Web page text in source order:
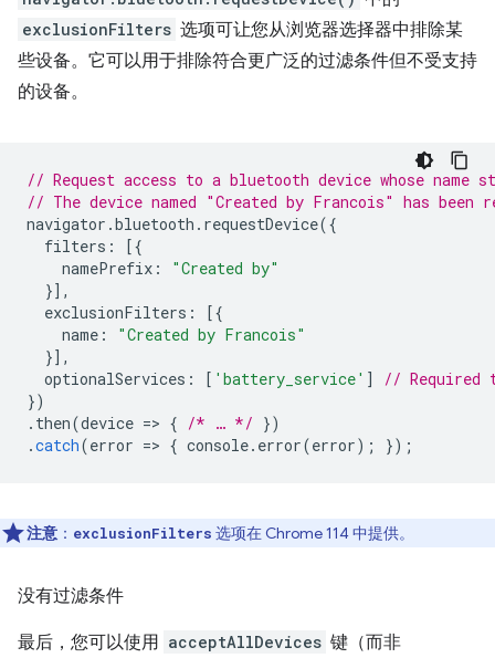
exclusionFilters 选项可让您从浏览器选择器中排除某
些设备。它可以用于排除符合更广泛的过滤条件但不受支持
的设备。
// Request access to a bluetooth device whose
// The device named "Created by Francois" has been
navigator .bluetooth . requestDevice({
filters :
[{
namePrefix :
"Created by"
}],
exclusionFilters :
[{
name :
"Created by Francois"
}],
optionalServices : [ 'battery_service' ]
// Required
})
. then(device => { /* … */ })
.catch(error => { console. error(error); });
注意 ： exclusionFilters 选项在 Chrome 114 中提供。
没有过滤条件
最后，您可以使用 acceptAllDevices 键（而非